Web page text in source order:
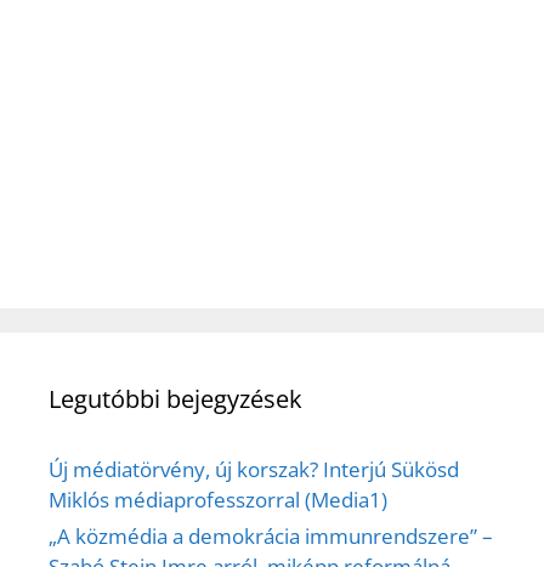
Legutóbbi bejegyzések
Új médiatörvény, új korszak? Interjú Sükösd
Miklós médiaprofesszorral (Media1)
„A közmédia a demokrácia immunrendszere” –